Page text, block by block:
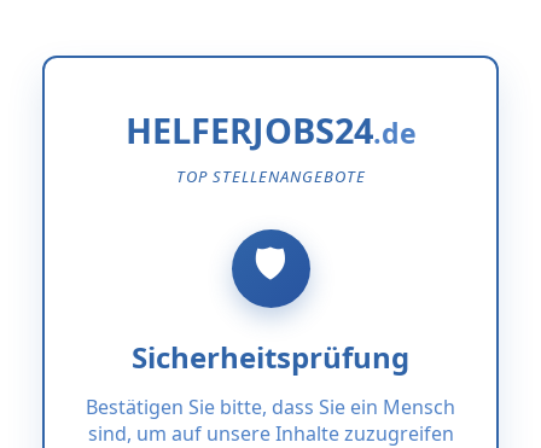
HELFERJOBS24
TOP STELLENANGEBOTE
Sicherheitsprüfung
Bestätigen Sie bitte, dass Sie ein Mensch
sind, um auf unsere Inhalte zuzugreifen